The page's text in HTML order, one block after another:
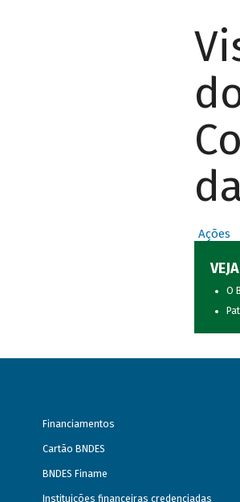
Ações
O
Financiamentos
Cartão BNDES
BNDES Finame
Instituições financeiras credenciadas